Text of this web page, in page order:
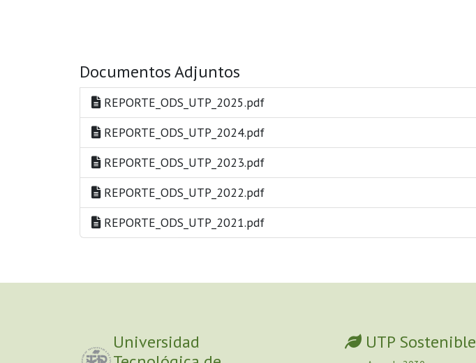
Documentos Adjuntos
REPORTE_ODS_UTP_2025.pdf
REPORTE_ODS_UTP_2024.pdf
REPORTE_ODS_UTP_2023.pdf
REPORTE_ODS_UTP_2022.pdf
REPORTE_ODS_UTP_2021.pdf
Universidad
UTP Sostenible